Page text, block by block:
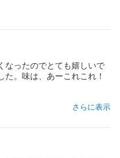
なったのでとても嬉しいで
。味は、あーこれこれ！
さらに表示